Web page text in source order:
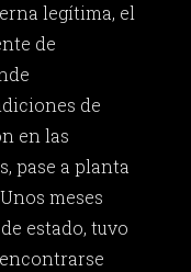
legítima, el
de
de
en las
pase a planta
meses
estado, tuvo